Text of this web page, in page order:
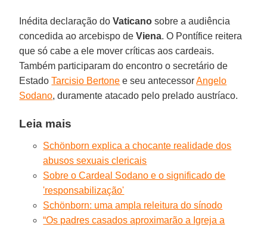
Inédita declaração doVaticano sobre a audiência
concedida ao arcebispo deViena. O Pontífice reitera
que só cabe a ele mover críticas aos cardeais.
Também participaram do encontro o secretário de
EstadoTarcisio Bertone e seu antecessorAngelo
Sodano, duramente atacado pelo prelado austríaco.
Leia mais
Schönborn explica a chocante realidade dos
abusos sexuais clericais
Sobre o Cardeal Sodano e o significado de
'responsabilização'
Schönborn: uma ampla releitura do sínodo
“Os padres casados aproximarão a Igreja a